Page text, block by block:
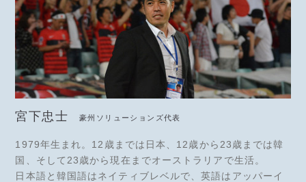
宮下忠士 豪州ソリューションズ代表
1979年生まれ。12歳までは日本、12歳から23歳までは韓
国、そして23歳から現在までオーストラリアで生活。
日本語と韓国語はネイティブレベルで、英語はアッパーイ